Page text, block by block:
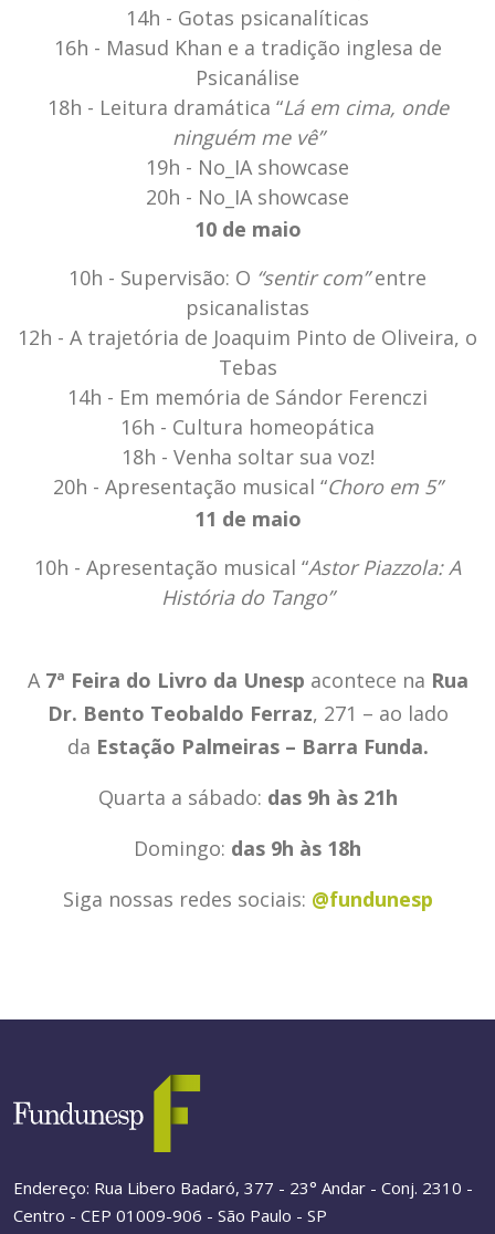
14h - Gotas psicanalíticas
16h - Masud Khan e a tradição inglesa de
Psicanálise
18h - Leitura dramática “Lá em cima, onde
ninguém me vê”
19h - No_IA showcase
20h - No_IA showcase
10 de maio
10h - Supervisão: O “sentir com”entre
psicanalistas
12h - A trajetória de Joaquim Pinto de Oliveira, o
Tebas
14h - Em memória de Sándor Ferenczi
16h - Cultura homeopática
18h - Venha soltar sua voz!
20h - Apresentação musical “Choro em 5”
11 de maio
10h - Apresentação musical “Astor Piazzola: A
História do Tango”
A 7ª Feira do Livro da Unesp acontece na Rua
Dr. Bento Teobaldo Ferraz, 271 – ao lado
da Estação Palmeiras – Barra Funda.
Quarta a sábado: das 9h às 21h
Domingo: das 9h às 18h
Siga nossas redes sociais: @fundunesp
Endereço: Rua Libero Badaró, 377 - 23° Andar - Conj. 2310 -
Centro - CEP 01009-906 - São Paulo - SP